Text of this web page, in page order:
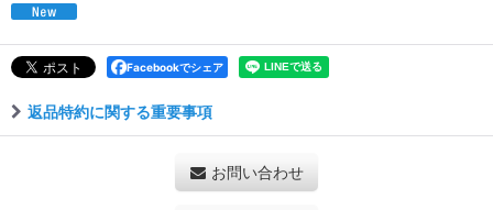
Facebookでシェア
返品特約に関する重要事項
お問い合わせ